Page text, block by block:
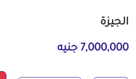
الجيزة
7,000,000 جنيه